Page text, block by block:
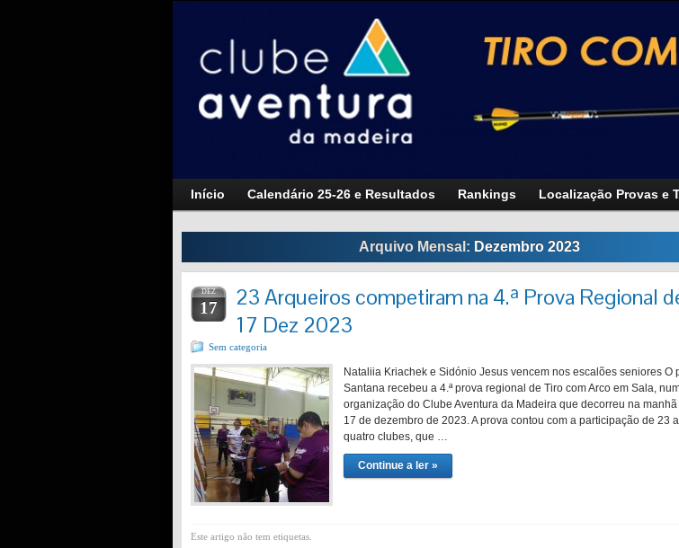
Início Calendário 25-26 e Resultados Rankings Localização Provas e
Arquivo Mensal: Dezembro 2023
DEZ
17
23 Arqueiros competiram na 4.ª Prova Regional
17 Dez 2023
Sem categoria
Nataliia Kriachek e Sidónio Jesus vencem nos escalões seniores O
Santana recebeu a 4.ª prova regional de Tiro com Arco em Sala,
organização do Clube Aventura da Madeira que decorreu na
17 de dezembro de 2023. A prova contou com a participação de 23
quatro clubes, que …
Continue a ler »
Este artigo não tem etiquetas.